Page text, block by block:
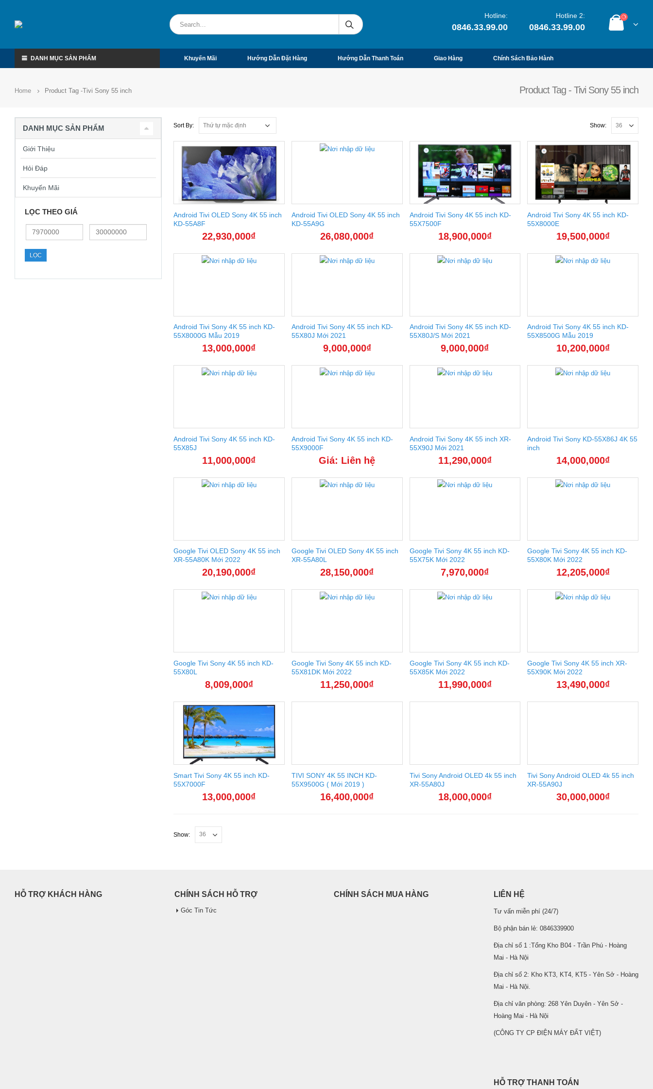
Hotline:
0846.33.99.00
Hotline 2:
0846.33.99.00
DANH MỤC SẢN PHẨM Khuyến Mãi Hướng Dẫn Đặt Hàng Hướng Dẫn Thanh Toán Giao Hàng Chính Sách Bảo Hành
Product Tag - Tivi Sony 55 inch
Home Product Tag - Tivi Sony 55 inch
Sort By: Show:
Android Tivi OLED Sony 4K 55 inch
KD-55A8F
22,930,000₫
Android Tivi OLED Sony 4K 55 inch
KD-55A9G
26,080,000₫
Android Tivi Sony 4K 55 inch KD-
55X7500F
18,900,000₫
Android Tivi Sony 4K 55 inch KD-
55X8000E
19,500,000₫
Android Tivi Sony 4K 55 inch KD-
55X8000G Mẫu 2019
13,000,000₫
Android Tivi Sony 4K 55 inch KD-
55X80J Mới 2021
9,000,000₫
Android Tivi Sony 4K 55 inch KD-
55X80J/S Mới 2021
9,000,000₫
Android Tivi Sony 4K 55 inch KD-
55X8500G Mẫu 2019
10,200,000₫
Android Tivi Sony 4K 55 inch KD-
55X85J
11,000,000₫
Android Tivi Sony 4K 55 inch KD-
55X9000F
Giá: Liên hệ
Android Tivi Sony 4K 55 inch XR-
55X90J Mới 2021
11,290,000₫
Android Tivi Sony KD-55X86J 4K 55
inch
14,000,000₫
Google Tivi OLED Sony 4K 55 inch
XR-55A80K Mới 2022
20,190,000₫
Google Tivi OLED Sony 4K 55 inch
XR-55A80L
28,150,000₫
Google Tivi Sony 4K 55 inch KD-
55X75K Mới 2022
7,970,000₫
Google Tivi Sony 4K 55 inch KD-
55X80K Mới 2022
12,205,000₫
Google Tivi Sony 4K 55 inch KD-
55X80L
8,009,000₫
Google Tivi Sony 4K 55 inch KD-
55X81DK Mới 2022
11,250,000₫
Google Tivi Sony 4K 55 inch KD-
55X85K Mới 2022
11,990,000₫
Google Tivi Sony 4K 55 inch XR-
55X90K Mới 2022
13,490,000₫
Smart Tivi Sony 4K 55 inch KD-
55X7000F
13,000,000₫
TIVI SONY 4K 55 INCH KD-
55X9500G ( Mới 2019 )
16,400,000₫
Tivi Sony Android OLED 4k 55 inch
XR-55A80J
18,000,000₫
Tivi Sony Android OLED 4k 55 inch
XR-55A90J
30,000,000₫
Show:
DANH MỤC SẢN PHẨM
Giới Thiệu
Hỏi Đáp
Khuyến Mãi
LỌC THEO GIÁ
thấp
nhất
cao
LỌC
HỖ TRỢ KHÁCH HÀNG CHÍNH SÁCH HỖ TRỢ
Góc Tin Tức
CHÍNH SÁCH MUA HÀNG LIÊN HỆ
Tư vấn miễn phí (24/7)
Bộ phận bán lẻ: 0846339900
Địa chỉ số 1 :Tổng Kho B04 - Trần Phú - Hoàng
Mai - Hà Nội
Địa chỉ số 2: Kho KT3, KT4, KT5 - Yên Sở - Hoàng
Mai - Hà Nội.
Địa chỉ văn phòng: 268 Yên Duyên - Yên Sở -
Hoàng Mai - Hà Nội
(CÔNG TY CP ĐIỆN MÁY ĐẤT VIỆT)
HỖ TRỢ THANH TOÁN